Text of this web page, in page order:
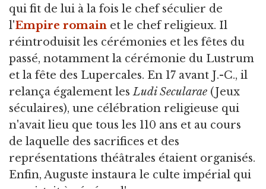
qui fit de lui à la fois le chef séculier de
l'Empire romain et le chef religieux. Il
réintroduisit les cérémonies et les fêtes du
passé, notamment la cérémonie du Lustrum
et la fête des Lupercales. En 17 avant J.-C., il
relança également lesLudi Secularae (Jeux
séculaires), une célébration religieuse qui
n'avait lieu que tous les 110 ans et au cours
de laquelle des sacrifices et des
représentations théâtrales étaient organisés.
Enfin, Auguste instaura le culte impérial qui